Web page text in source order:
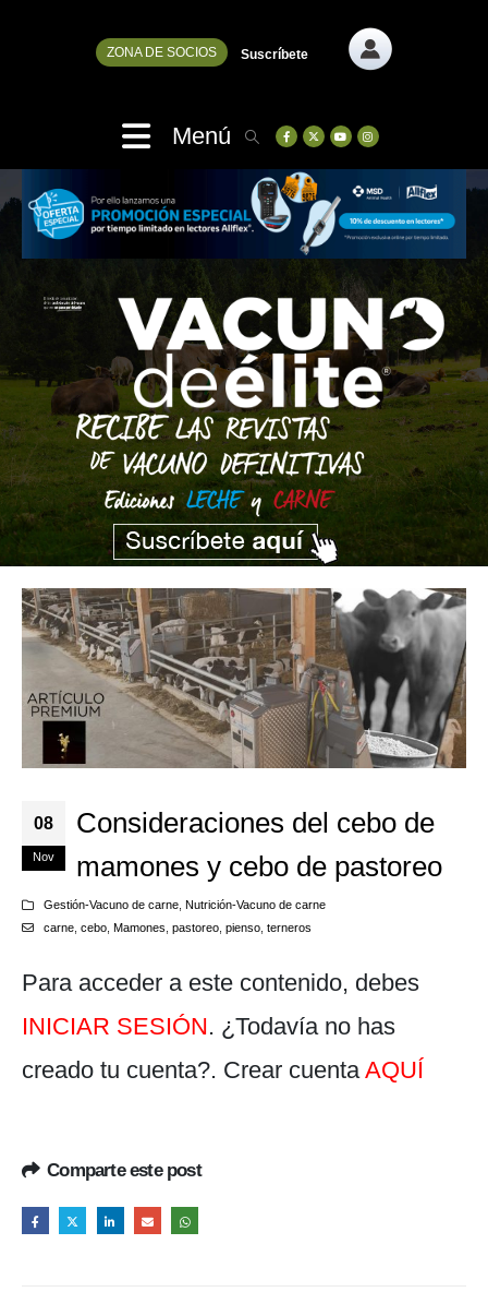
ZONA DE SOCIOS Suscríbete
Menú
08
Nov
Consideraciones del cebo de
mamones y cebo de pastoreo
Gestión-Vacuno de carne, Nutrición-Vacuno de carne
carne, cebo, Mamones pastoreo, pienso, terneros
Para acceder a este contenido, debes
INICIAR SESIÓN. ¿Todavía no has
creado tu cuenta?. Crear cuenta AQUÍ
Comparte este post